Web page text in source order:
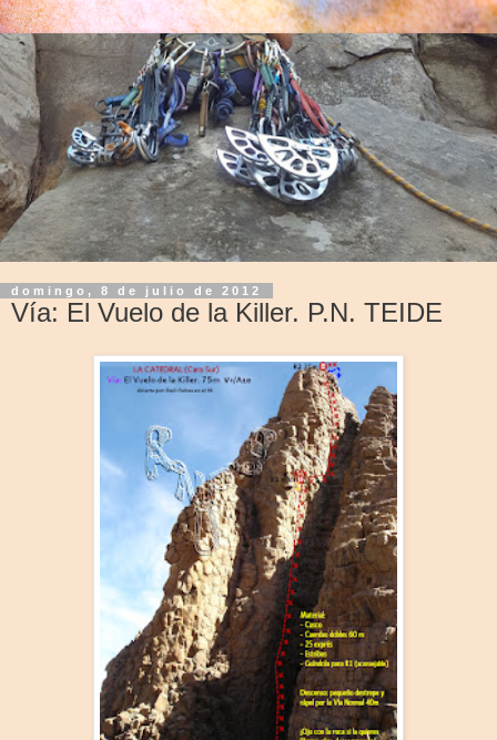
domingo, 8 de julio de 2012
Vía: El Vuelo de la Killer. P.N. TEIDE